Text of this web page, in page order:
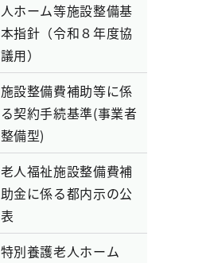
人ホーム等施設整備基
本指針（令和８年度協
議用）
施設整備費補助等に係
る契約手続基準(事業者
整備型)
老人福祉施設整備費補
助金に係る都内示の公
表
特別養護老人ホーム